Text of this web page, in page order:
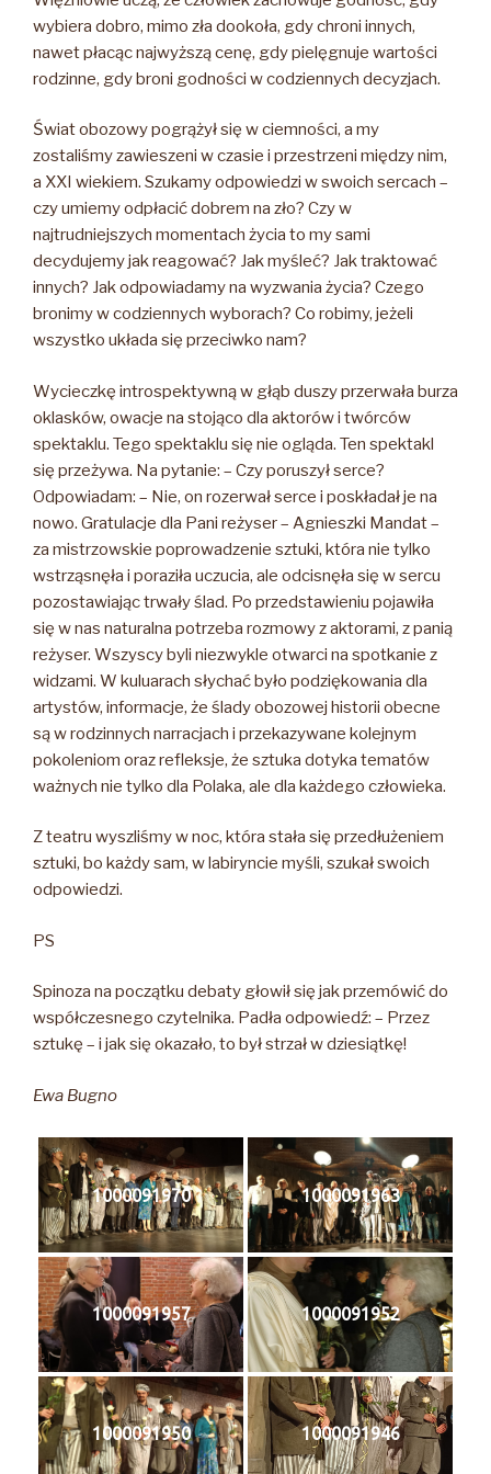
wybiera dobro, mimo zła dookoła, gdy chroni innych,
nawet płacąc najwyższą cenę, gdy pielęgnuje wartości
rodzinne, gdy broni godności w codziennych decyzjach.
Świat obozowy pogrążył się w ciemności, a my
zostaliśmy zawieszeni w czasie i przestrzeni między nim,
a XXI wiekiem. Szukamy odpowiedzi w swoich sercach –
czy umiemy odpłacić dobrem na zło? Czy w
najtrudniejszych momentach życia to my sami
decydujemy jak reagować? Jak myśleć? Jak traktować
innych? Jak odpowiadamy na wyzwania życia? Czego
bronimy w codziennych wyborach? Co robimy, jeżeli
wszystko układa się przeciwko nam?
Wycieczkę introspektywną w głąb duszy przerwała burza
oklasków, owacje na stojąco dla aktorów i twórców
spektaklu. Tego spektaklu się nie ogląda. Ten spektakl
się przeżywa. Na pytanie: – Czy poruszył serce?
Odpowiadam: – Nie, on rozerwał serce i poskładał je na
nowo. Gratulacje dla Pani reżyser – Agnieszki Mandat –
za mistrzowskie poprowadzenie sztuki, która nie tylko
wstrząsnęła i poraziła uczucia, ale odcisnęła się w sercu
pozostawiając trwały ślad. Po przedstawieniu pojawiła
się w nas naturalna potrzeba rozmowy z aktorami, z panią
reżyser. Wszyscy byli niezwykle otwarci na spotkanie z
widzami. W kuluarach słychać było podziękowania dla
artystów, informacje, że ślady obozowej historii obecne
są w rodzinnych narracjach i przekazywane kolejnym
pokoleniom oraz refleksje, że sztuka dotyka tematów
ważnych nie tylko dla Polaka, ale dla każdego człowieka.
Z teatru wyszliśmy w noc, która stała się przedłużeniem
sztuki, bo każdy sam, w labiryncie myśli, szukał swoich
odpowiedzi.
PS
Spinoza na początku debaty głowił się jak przemówić do
współczesnego czytelnika. Padła odpowiedź: – Przez
sztukę – i jak się okazało, to był strzał w dziesiątkę!
Ewa Bugno
1000091970 1000091963
1000091957 1000091952
1000091950 1000091946